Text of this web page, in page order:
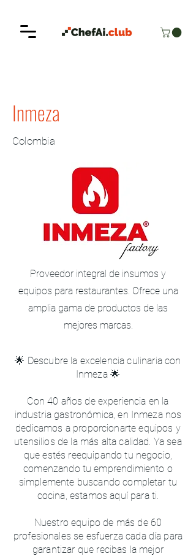
Inmeza
Colombia
Proveedor integral de insumos y
equipos para restaurantes. Ofrece una
amplia gama de productos de las
mejores marcas.
🌟 Descubre la excelencia culinaria con
Inmeza 🌟
Con 40 años de experiencia en la
industria gastronómica, en Inmeza nos
dedicamos a proporcionarte equipos y
utensilios de la más alta calidad. Ya sea
que estés reequipando tu negocio,
comenzando tu emprendimiento o
simplemente buscando completar tu
cocina, estamos aquí para ti.
Nuestro equipo de más de 60
profesionales se esfuerza cada día para
garantizar que recibas la mejor